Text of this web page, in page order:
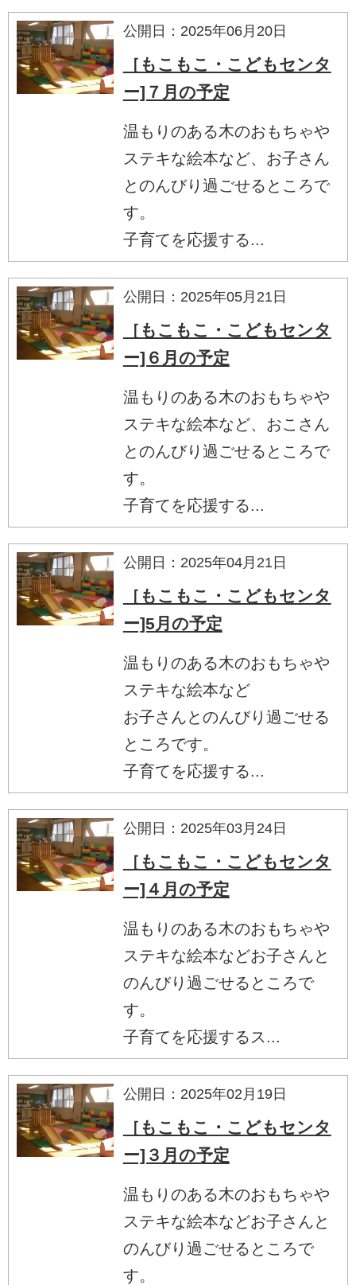
公開日：2025年06月20日
［もこもこ・こどもセンタ
ー]７月の予定
温もりのある木のおもちゃや
ステキな絵本など、お子さん
とのんびり過ごせるところで
す。
子育てを応援する...
公開日：2025年05月21日
［もこもこ・こどもセンタ
ー]６月の予定
温もりのある木のおもちゃや
ステキな絵本など、おこさん
とのんびり過ごせるところで
す。
子育てを応援する...
公開日：2025年04月21日
［もこもこ・こどもセンタ
ー]5月の予定
温もりのある木のおもちゃや
ステキな絵本など
お子さんとのんびり過ごせる
ところです。
子育てを応援する...
公開日：2025年03月24日
［もこもこ・こどもセンタ
ー]４月の予定
温もりのある木のおもちゃや
ステキな絵本などお子さんと
のんびり過ごせるところで
す。
子育てを応援するス...
公開日：2025年02月19日
［もこもこ・こどもセンタ
ー]３月の予定
温もりのある木のおもちゃや
ステキな絵本などお子さんと
のんびり過ごせるところで
す。